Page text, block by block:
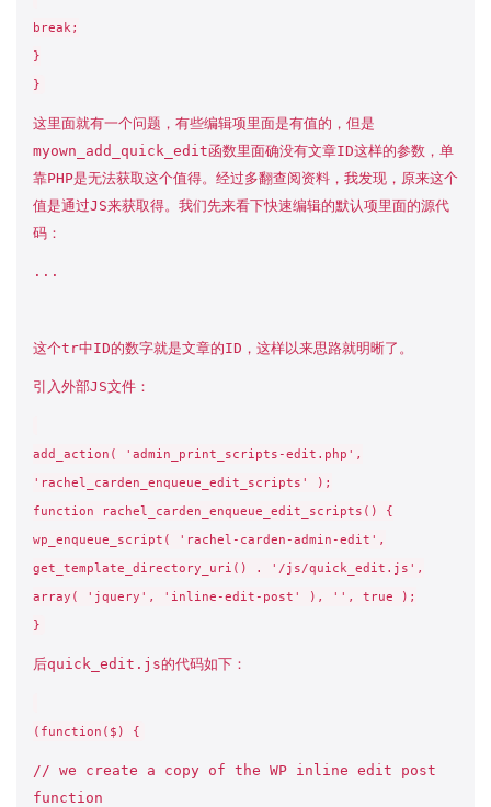
break;
}
}
这里面就有一个问题，有些编辑项里面是有值的，但是
myown_add_quick_edit函数里面确没有文章ID这样的参数，单
靠PHP是无法获取这个值得。经过多翻查阅资料，我发现，原来这个
值是通过JS来获取得。我们先来看下快速编辑的默认项里面的源代
码：
...
这个tr中ID的数字就是文章的ID，这样以来思路就明晰了。
引入外部JS文件：
add_action( 'admin_print_scripts-edit.php',
'rachel_carden_enqueue_edit_scripts' );
function rachel_carden_enqueue_edit_scripts() {
wp_enqueue_script( 'rachel-carden-admin-edit',
get_template_directory_uri() . '/js/quick_edit.js',
array( 'jquery', 'inline-edit-post' ), '', true );
}
后quick_edit.js的代码如下：
(function($) {
// we create a copy of the WP inline edit post
function